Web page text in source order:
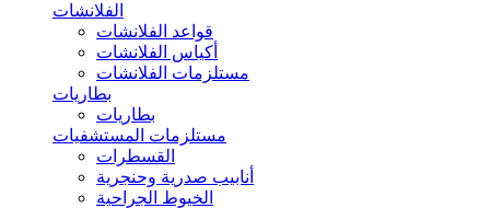
الفلانشات
قواعد الفلانشات
أكياس الفلانشات
مستلزمات الفلانشات
بطاريات
بطاريات
مستلزمات المستشفيات
القسطرات
أنابيب صدرية وحنجرية
الخيوط الجراحية